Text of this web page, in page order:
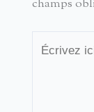
champs
Écrivez
ici…